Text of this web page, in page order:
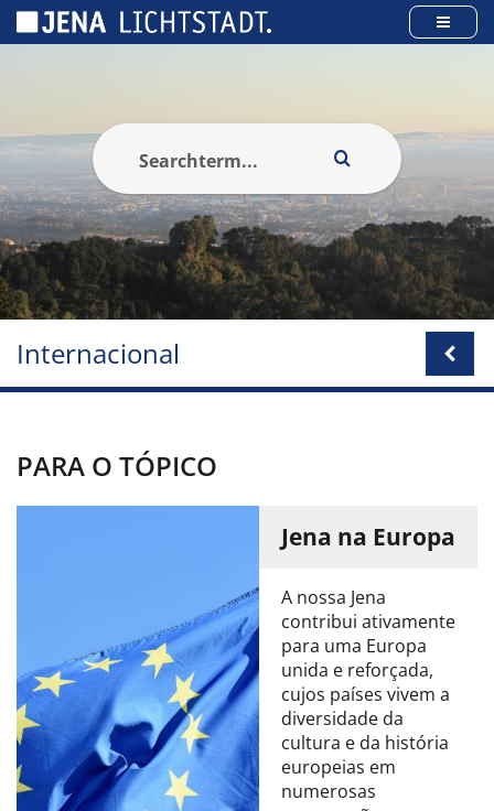
Internacional
PARA O TÓPICO
Jena na Europa
A nossa Jena
contribui ativamente
para uma Europa
unida e reforçada,
cujos países vivem a
diversidade da
cultura e da história
europeias em
numerosas
Cookies management panel